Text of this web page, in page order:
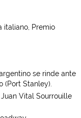
italiano, Premio
se rinde ante
(Port Stanley).
Vital Sourrouille